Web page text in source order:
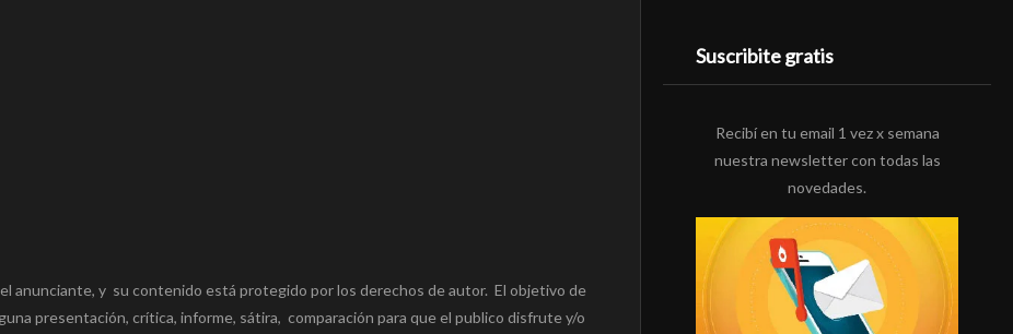
anunciante, y su contenido está protegido por los derechos de autor. El objetivo de
presentación, crítica, informe, sátira, comparación para que el publico disfrute y/o
Suscribite gratis
Recibí en tu email 1 vez x semana
nuestra newsletter con todas las
novedades.